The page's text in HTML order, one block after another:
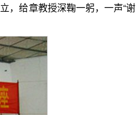
，给章教授深鞠一躬，一声“谢